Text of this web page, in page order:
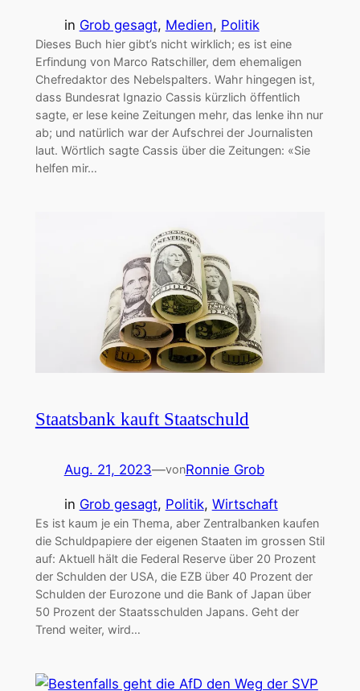
in Grob gesagt, Medien, Politik
Dieses Buch hier gibt’s nicht wirklich; es ist eine
Erfindung von Marco Ratschiller, dem ehemaligen
Chefredaktor des Nebelspalters. Wahr hingegen ist,
dass Bundesrat Ignazio Cassis kürzlich öffentlich
sagte, er lese keine Zeitungen mehr, das lenke ihn nur
ab; und natürlich war der Aufschrei der Journalisten
laut. Wörtlich sagte Cassis über die Zeitungen: «Sie
helfen mir…
Staatsbank kauft Staatschuld
Aug. 21, 2023—vonRonnie Grob
in Grob gesagt, Politik, Wirtschaft
Es ist kaum je ein Thema, aber Zentralbanken kaufen
die Schuldpapiere der eigenen Staaten im grossen Stil
auf: Aktuell hält die Federal Reserve über 20 Prozent
der Schulden der USA, die EZB über 40 Prozent der
Schulden der Eurozone und die Bank of Japan über
50 Prozent der Staatsschulden Japans. Geht der
Trend weiter, wird…